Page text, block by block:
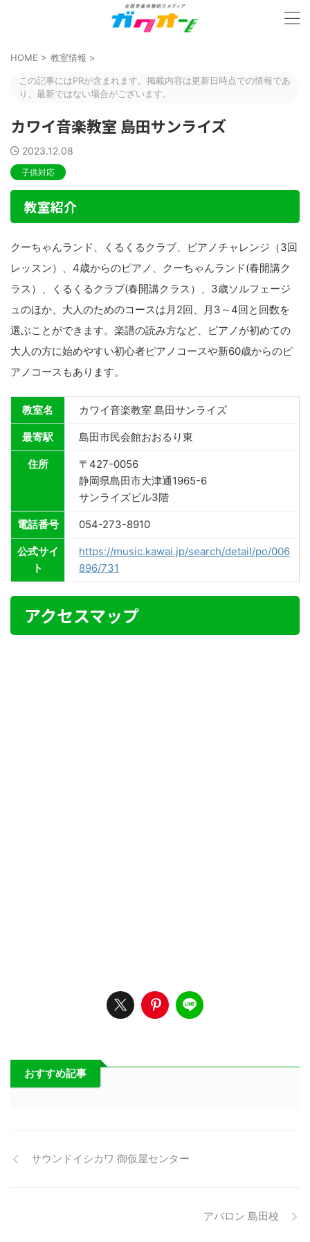
HOME > 教室情報 >
この記事にはPRが含まれます。掲載内容は更新日時点での情報であ
り、最新ではない場合がございます。
カワイ音楽教室 島田サンライズ
2023.12.08
子供対応
教室紹介
クーちゃんランド、くるくるクラブ、ピアノチャレンジ（3回
レッスン）、4歳からのピアノ、クーちゃんランド(春開講ク
ラス）、くるくるクラブ(春開講クラス）、3歳ソルフェージ
ュのほか、大人のためのコースは月2回、月3～4回と回数を
選ぶことができます。楽譜の読み方など、ピアノが初めての
大人の方に始めやすい初心者ピアノコースや新60歳からのピ
アノコースもあります。
教室名 カワイ音楽教室 島田サンライズ
最寄駅 島田市民会館おおるり東
住所
〒427-0056
静岡県島田市大津通1965-6
サンライズビル3階
電話番号 054-273-8910
公式サイ
ト
https://music.kawai.jp/search/detail/po/006
896/731
アクセスマップ
おすすめ記事
サウンドイシカワ 御仮屋センター
アバロン 島田校